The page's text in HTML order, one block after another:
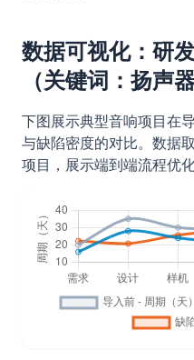
数据可视化：研
（关键词：扬声
下图展示典型音响项目在
与缺陷密度的对比。数据
项目，展示端到端流程优化